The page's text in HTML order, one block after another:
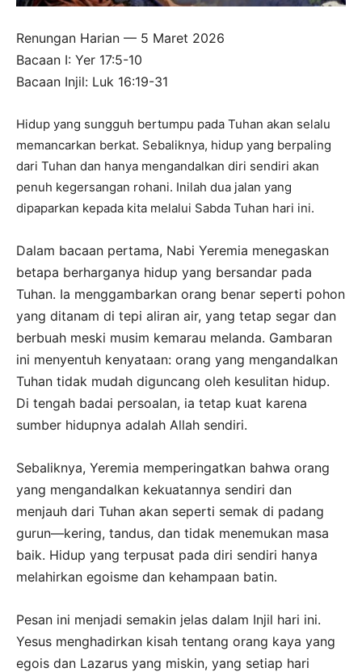
Renungan Harian — 5 Maret 2026
Bacaan I: Yer 17:5-10
Bacaan Injil: Luk 16:19-31
Hidup yang sungguh bertumpu pada Tuhan akan selalu
memancarkan berkat. Sebaliknya, hidup yang berpaling
dari Tuhan dan hanya mengandalkan diri sendiri akan
penuh kegersangan rohani. Inilah dua jalan yang
dipaparkan kepada kita melalui Sabda Tuhan hari ini.
Dalam bacaan pertama, Nabi Yeremia menegaskan
betapa berharganya hidup yang bersandar pada
Tuhan. Ia menggambarkan orang benar seperti pohon
yang ditanam di tepi aliran air, yang tetap segar dan
berbuah meski musim kemarau melanda. Gambaran
ini menyentuh kenyataan: orang yang mengandalkan
Tuhan tidak mudah diguncang oleh kesulitan hidup.
Di tengah badai persoalan, ia tetap kuat karena
sumber hidupnya adalah Allah sendiri.
Sebaliknya, Yeremia memperingatkan bahwa orang
yang mengandalkan kekuatannya sendiri dan
menjauh dari Tuhan akan seperti semak di padang
gurun—kering, tandus, dan tidak menemukan masa
baik. Hidup yang terpusat pada diri sendiri hanya
melahirkan egoisme dan kehampaan batin.
Pesan ini menjadi semakin jelas dalam Injil hari ini.
Yesus menghadirkan kisah tentang orang kaya yang
egois dan Lazarus yang miskin, yang setiap hari